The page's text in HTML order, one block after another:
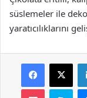
süslemeler ile
yaratıcılıklarını
Facebook
X
Pocket